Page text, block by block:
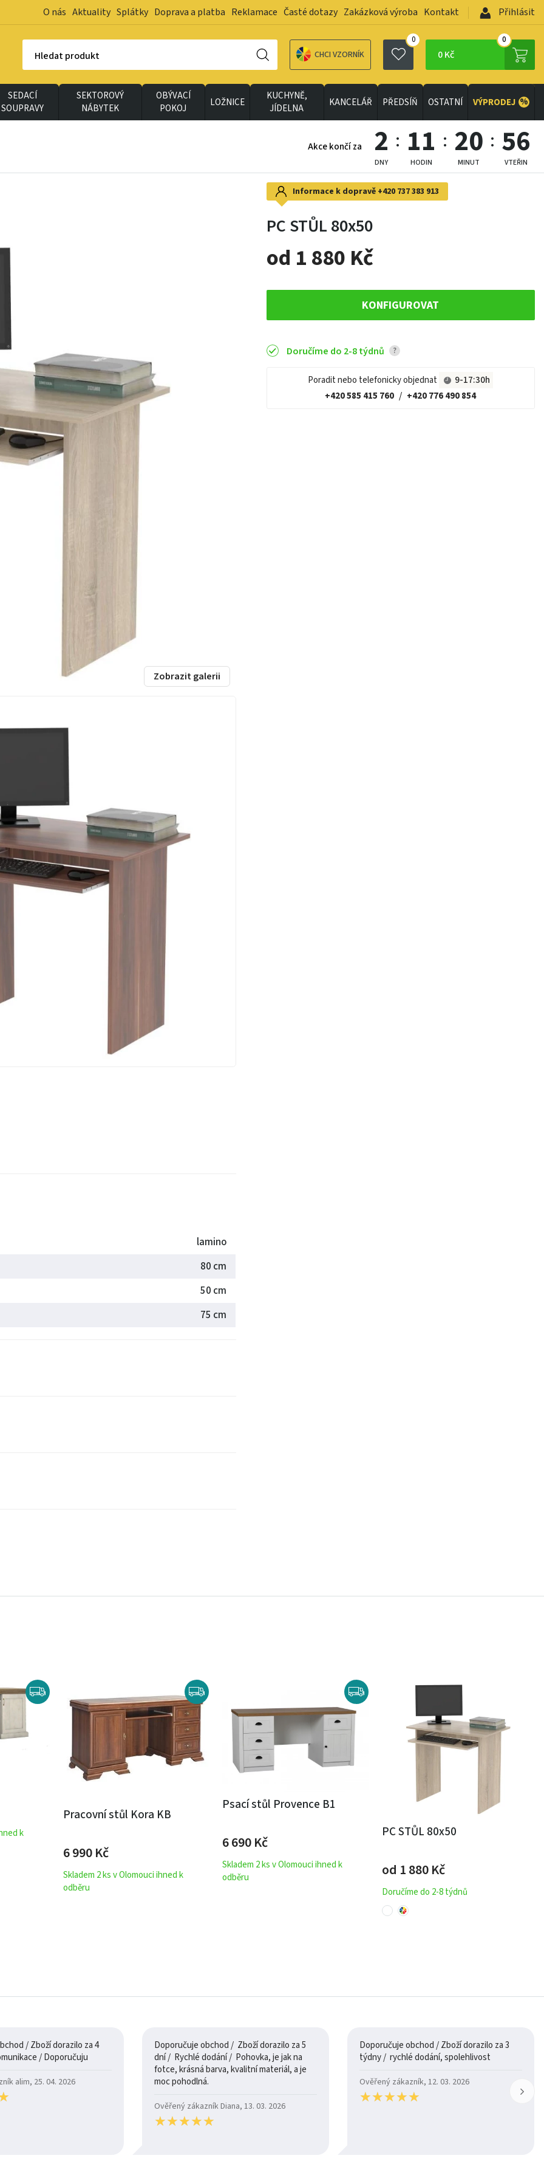
O nás Aktuality Splátky Doprava a platba Reklamace Časté dotazy Zakázková výroba Kontakt Přihlásit
Hledat produkt CHCI VZORNÍK
0
0 Kč
0
SEDACÍ
SOUPRAVY
SEKTOROVÝ
NÁBYTEK
OBÝVACÍ
POKOJ
LOŽNICE
KUCHYNĚ,
JÍDELNA
KANCELÁŘ PŘEDSÍŇ OSTATNÍ VÝPRODEJ %
Akce končí za 2
DNY
11
HODIN
20
MINUT
54
VTEŘIN
Informace k dopravě +420 737 383 913
PC STŮL 80x50
od 1 880 Kč
KONFIGUROVAT
Doručíme do 2-8 týdnů ?
Poradit nebo telefonicky objednat
9-17:30h
+420 585 415 760 / +420 776 490 854
Zobrazit galerii
lamino
80 cm
50 cm
75 cm
k
Pracovní stůl Kora KB
6 990Kč
Skladem 2 ks v Olomouci ihned k
odběru
Psací stůl Provence B1
6 690Kč
Skladem 2 ks v Olomouci ihned k
odběru
PC STŮL 80x50
od 1 880Kč
Doručíme do 2-8 týdnů
/ Zboží dorazilo za 4
dny / 100% komunikace / Doporučuju
alim, 25. 04. 2026
Doporučuje obchod / Zboží dorazilo za 5
dní / Rychlé dodání / Pohovka, je jak na
fotce, krásná barva, kvalitní materiál, a je
moc pohodlná.
Ověřený zákazník Diana, 13. 03. 2026
★★★★★
★★★★★
Doporučuje obchod / Zboží dorazilo za 3
týdny / rychlé dodání, spolehlivost
Ověřený zákazník, 12. 03. 2026
★★★★★
★★★★★